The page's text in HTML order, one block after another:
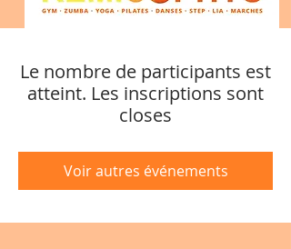
Le nombre de participants est
atteint. Les inscriptions sont
closes
Voir autres événements